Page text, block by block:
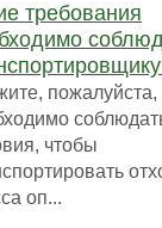
требования
пожалуйста,
чтобы
оп...